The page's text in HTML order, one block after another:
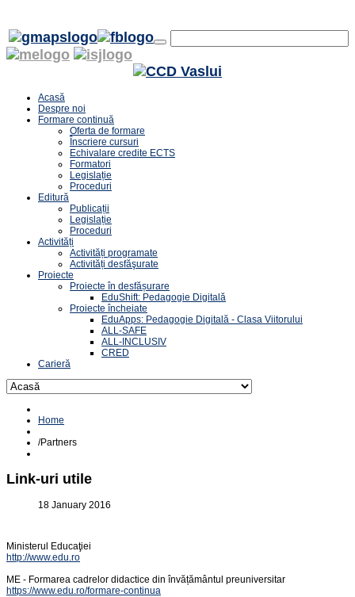
Acasă
Despre noi
Formare continuă
Oferta de formare
Înscriere cursuri
Echivalare credite ECTS
Formatori
Legislație
Proceduri
Editură
Publicații
Legislație
Proceduri
Activități
Activități programate
Activități desfăşurate
Proiecte
Proiecte în desfășurare
EduShift: Pedagogie Digitală
Proiecte încheiate
EduApps: Pedagogie Digitală - Clasa Viitorului
ALL-SAFE
ALL-INCLUSIV
CRED
Carieră
Home
/Partners
Link-uri utile
18 January 2016
Ministerul Educaţiei
http://www.edu.ro
ME - Formarea cadrelor didactice din învățământul preuniversitar
https://www.edu.ro/formare-continua